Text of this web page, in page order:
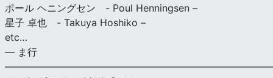
ポール ヘニングセン - Poul Henningsen –
星子 卓也 - Takuya Hoshiko –
etc…
— ま行